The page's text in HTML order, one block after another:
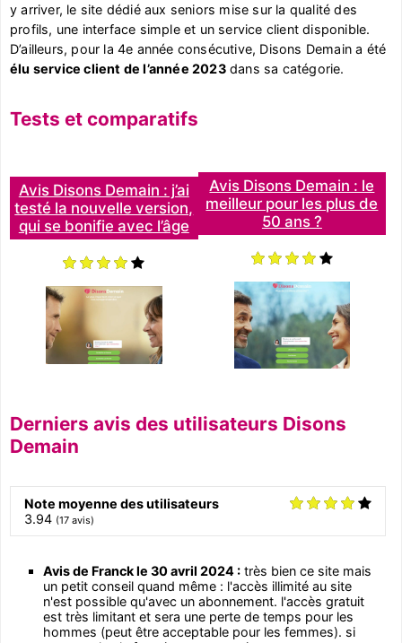
y arriver, le site dédié aux seniors mise sur la qualité des
profils, une interface simple et un service client disponible.
D’ailleurs, pour la 4e année consécutive, Disons Demain a été
élu service client de l’année 2023dans sa catégorie.
Tests et comparatifs
Avis Disons Demain : j’ai
testé la nouvelle version,
qui se bonifie avec l’âge
Avis Disons Demain : le
meilleur pour les plus de
50 ans ?
Derniers avis des utilisateurs Disons
Demain
Note moyenne des utilisateurs
3.94 (17 avis)
Avis de Franck le 30 avril 2024 : très bien ce site mais
un petit conseil quand même : l'accès illimité au site
n'est possible qu'avec un abonnement. l'accès gratuit
est très limitant et sera une perte de temps pour les
hommes (peut être acceptable pour les femmes). si